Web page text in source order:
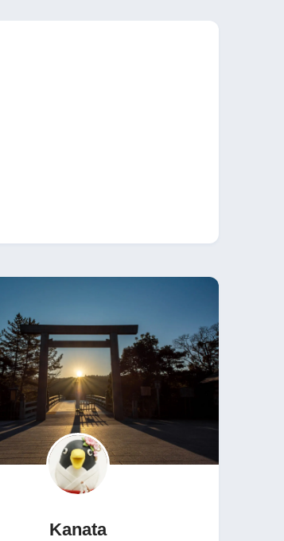
Kanata